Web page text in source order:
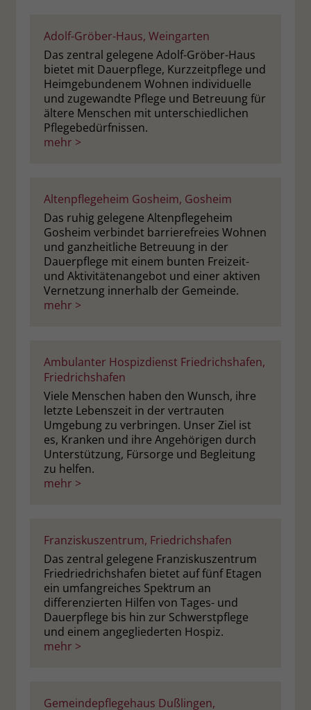
Adolf-Gröber-Haus, Weingarten
Das zentral gelegene Adolf-Gröber-Haus
bietet mit Dauerpflege, Kurzzeitpflege und
Heimgebundenem Wohnen individuelle
und zugewandte Pflege und Betreuung für
ältere Menschen mit unterschiedlichen
Pflegebedürfnissen.
mehr >
Altenpflegeheim Gosheim, Gosheim
Das ruhig gelegene Altenpflegeheim
Gosheim verbindet barrierefreies Wohnen
und ganzheitliche Betreuung in der
Dauerpflege mit einem bunten Freizeit-
und Aktivitätenangebot und einer aktiven
Vernetzung innerhalb der Gemeinde.
mehr >
Ambulanter Hospizdienst Friedrichshafen,
Friedrichshafen
Viele Menschen haben den Wunsch, ihre
letzte Lebenszeit in der vertrauten
Umgebung zu verbringen. Unser Ziel ist
es, Kranken und ihre Angehörigen durch
Unterstützung, Fürsorge und Begleitung
zu helfen.
mehr >
Franziskuszentrum, Friedrichshafen
Das zentral gelegene Franziskuszentrum
Friedriedrichshafen bietet auf fünf Etagen
ein umfangreiches Spektrum an
differenzierten Hilfen von Tages- und
Dauerpflege bis hin zur Schwerstpflege
und einem angegliederten Hospiz.
mehr >
Gemeindepflegehaus Dußlingen,
Anbieter .fonts.net
Laufzeit 30 Minuten
Zweck
This cookie, set by Cloudflare, is used to
support Cloudflare Bot Management.
Anbieter jobs.stiftung-liebenau.de
Laufzeit Session
Zweck
Behält die Zustände des Benutzers bei
allen Seitenanfragen bei.
Name _gcl_au
Anbieter Google Ads
Laufzeit 90 Tage
Zweck Enthält eine zufallsgenerierte User-ID.
Anbieter Google Ads
Laufzeit 90 Tage
Zweck
Dieses Cookie wird gesetzt, wenn ein
User über einen Klick auf eine Google
Werbeanzeige auf die Website gelangt.
Es enthält Informationen darüber,
Anzeige zugewiesen werden können.
Name _gcl_dc
Anbieter Google Ads
Laufzeit
Es enthält Informationen darüber,
welche Werbeanzeige geklickt wurde,
sodass erzielte Erfolge wie z.B.
Bestellungen oder Kontaktanfragen der
Anzeige zugewiesen werden können.
Name
Laufzeit 3 Monate